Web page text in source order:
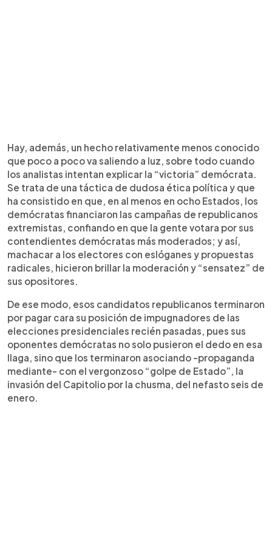
Hay, además, un hecho relativamente menos conocido
que poco a poco va saliendo a luz, sobre todo cuando
los analistas intentan explicar la “victoria” demócrata.
Se trata de una táctica de dudosa ética política y que
ha consistido en que, en al menos en ocho Estados, los
demócratas financiaron las campañas de republicanos
extremistas, confiando en que la gente votara por sus
contendientes demócratas más moderados; y así,
machacar a los electores con eslóganes y propuestas
radicales, hicieron brillar la moderación y “sensatez” de
sus opositores.
De ese modo, esos candidatos republicanos terminaron
por pagar cara su posición de impugnadores de las
elecciones presidenciales recién pasadas, pues sus
oponentes demócratas no solo pusieron el dedo en esa
llaga, sino que los terminaron asociando -propaganda
mediante- con el vergonzoso “golpe de Estado”, la
invasión del Capitolio por la chusma, del nefasto seis de
enero.